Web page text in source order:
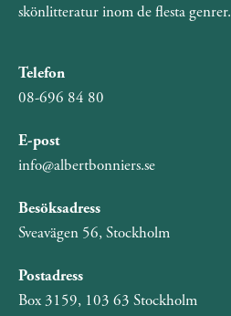
skönlitteratur inom de flesta genrer.
Telefon
08-696 84 80
E-post
info@albertbonniers.se
Besöksadress
Sveavägen 56, Stockholm
Postadress
Box 3159, 103 63 Stockholm